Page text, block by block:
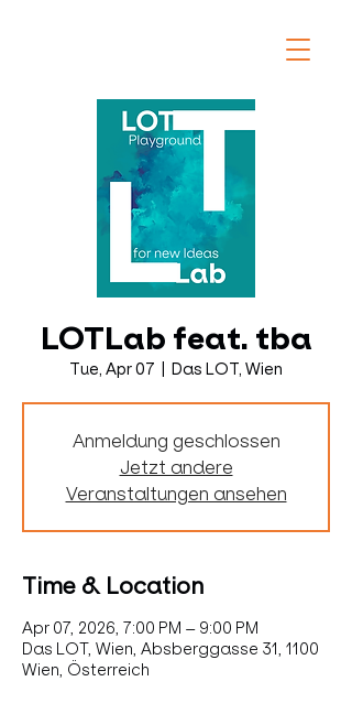
LOTLab feat. tba
Tue, Apr 07 Das LOT, Wien
Anmeldung geschlossen
Jetzt andere
Veranstaltungen ansehen
Time & Location
Apr 07, 2026, 7:00 PM – 9:00 PM
Das LOT, Wien, Absberggasse 31, 1100
Wien, Österreich